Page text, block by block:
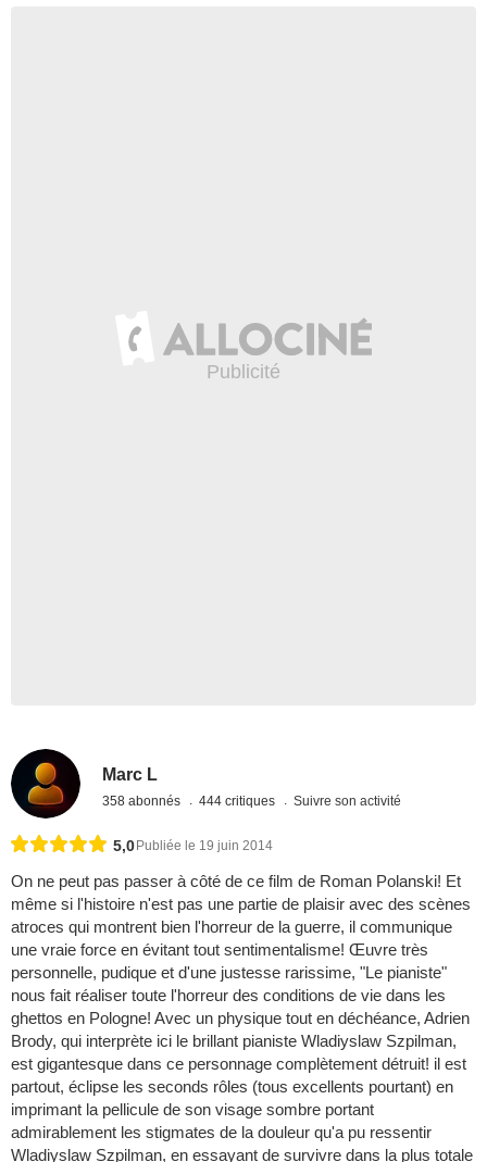
Marc L
358 abonnés 444 critiques Suivre son activité
5,0 Publiée le 19 juin 2014
On ne peut pas passer à côté de ce film de Roman Polanski! Et
même si l'histoire n'est pas une partie de plaisir avec des scènes
atroces qui montrent bien l'horreur de la guerre, il communique
une vraie force en évitant tout sentimentalisme! Œuvre très
personnelle, pudique et d'une justesse rarissime, "Le pianiste"
nous fait réaliser toute l'horreur des conditions de vie dans les
ghettos en Pologne! Avec un physique tout en déchéance, Adrien
Brody, qui interprète ici le brillant pianiste Wladiyslaw Szpilman,
est gigantesque dans ce personnage complètement détruit! il est
partout, éclipse les seconds rôles (tous excellents pourtant) en
imprimant la pellicule de son visage sombre portant
admirablement les stigmates de la douleur qu'a pu ressentir
Wladiyslaw Szpilman, en essayant de survivre dans la plus totale